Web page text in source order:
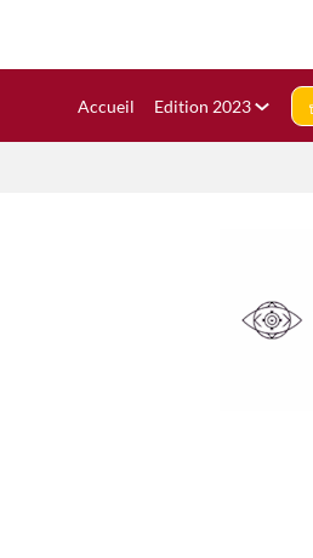
Accueil Edition 2023